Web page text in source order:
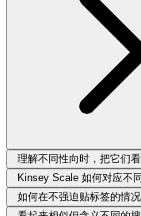
理解不同性向时，把它们
Kinsey Scale 如何对应不
如何在不强迫贴标签的情